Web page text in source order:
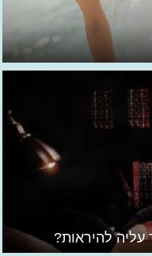
להיראות?